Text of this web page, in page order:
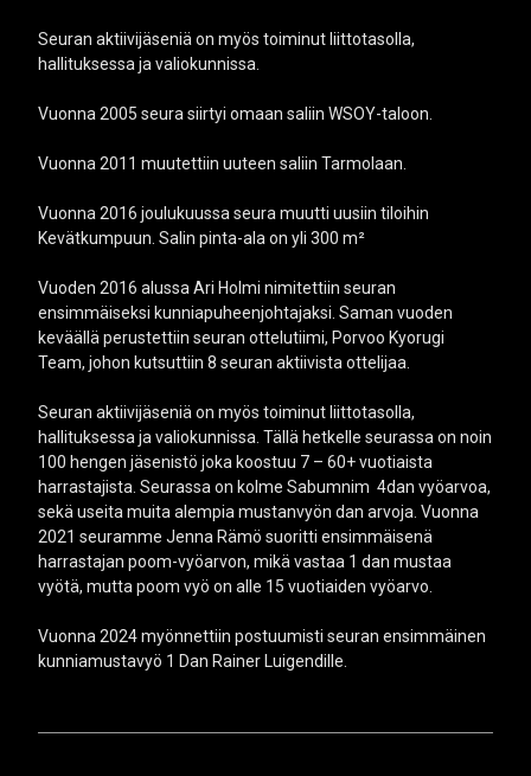
Seuran aktiivijäseniä on myös toiminut liittotasolla,
hallituksessa ja valiokunnissa.
Vuonna 2005 seura siirtyi omaan saliin WSOY-taloon.
Vuonna 2011 muutettiin uuteen saliin Tarmolaan.
Vuonna 2016 joulukuussa seura muutti uusiin tiloihin
Kevätkumpuun. Salin pinta-ala on yli 300 m²
Vuoden 2016 alussa Ari Holmi nimitettiin seuran
ensimmäiseksi kunniapuheenjohtajaksi. Saman vuoden
keväällä perustettiin seuran ottelutiimi, Porvoo Kyorugi
Team, johon kutsuttiin 8 seuran aktiivista ottelijaa.
Seuran aktiivijäseniä on myös toiminut liittotasolla,
hallituksessa ja valiokunnissa. Tällä hetkelle seurassa on noin
100 hengen jäsenistö joka koostuu 7 – 60+ vuotiaista
harrastajista. Seurassa on kolme Sabumnim 4dan vyöarvoa,
sekä useita muita alempia mustanvyön dan arvoja. Vuonna
2021 seuramme Jenna Rämö suoritti ensimmäisenä
harrastajan poom-vyöarvon, mikä vastaa 1 dan mustaa
vyötä, mutta poom vyö on alle 15 vuotiaiden vyöarvo.
Vuonna 2024 myönnettiin postuumisti seuran ensimmäinen
kunniamustavyö 1 Dan Rainer Luigendille.